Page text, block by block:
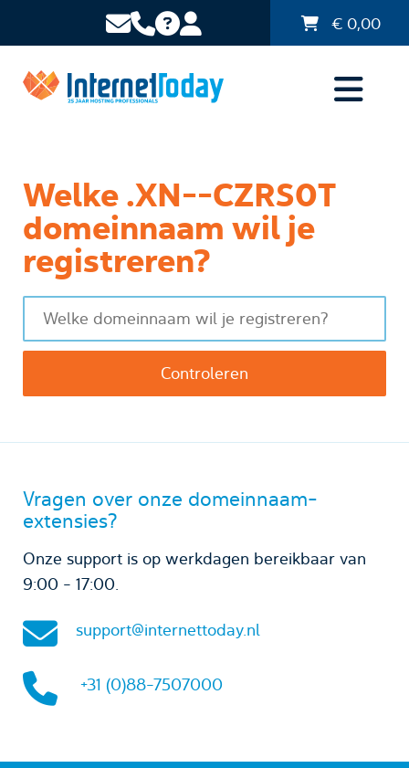
€ 0,00
Welke .XN--CZRS0T
domeinnaam wil je
registreren?
Vragen over onze domeinnaam-
extensies?
Onze support is op werkdagen bereikbaar van
9:00 - 17:00.
support@internettoday.nl
+31 (0)88-7507000